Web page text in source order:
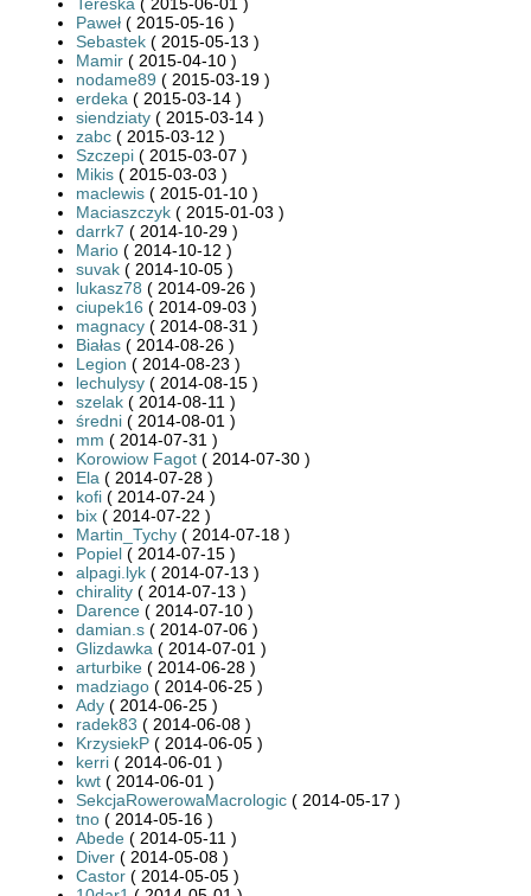
Paweł ( 2015-05-16 )
Sebastek ( 2015-05-13 )
Mamir ( 2015-04-10 )
nodame89 ( 2015-03-19 )
erdeka ( 2015-03-14 )
siendziaty ( 2015-03-14 )
zabc ( 2015-03-12 )
Szczepi ( 2015-03-07 )
Mikis ( 2015-03-03 )
maclewis ( 2015-01-10 )
Maciaszczyk ( 2015-01-03 )
darrk7 ( 2014-10-29 )
Mario ( 2014-10-12 )
suvak ( 2014-10-05 )
lukasz78 ( 2014-09-26 )
ciupek16 ( 2014-09-03 )
magnacy ( 2014-08-31 )
Białas ( 2014-08-26 )
Legion ( 2014-08-23 )
lechulysy ( 2014-08-15 )
szelak ( 2014-08-11 )
średni ( 2014-08-01 )
mm ( 2014-07-31 )
Korowiow Fagot ( 2014-07-30 )
Ela ( 2014-07-28 )
kofi ( 2014-07-24 )
bix ( 2014-07-22 )
Martin_Tychy ( 2014-07-18 )
Popiel ( 2014-07-15 )
alpagi.lyk ( 2014-07-13 )
chirality ( 2014-07-13 )
Darence ( 2014-07-10 )
damian.s ( 2014-07-06 )
Glizdawka ( 2014-07-01 )
arturbike ( 2014-06-28 )
madziago ( 2014-06-25 )
Ady ( 2014-06-25 )
radek83 ( 2014-06-08 )
KrzysiekP ( 2014-06-05 )
kerri ( 2014-06-01 )
kwt ( 2014-06-01 )
SekcjaRowerowaMacrologic ( 2014-05-17 )
tno ( 2014-05-16 )
Abede ( 2014-05-11 )
Diver ( 2014-05-08 )
Castor ( 2014-05-05 )